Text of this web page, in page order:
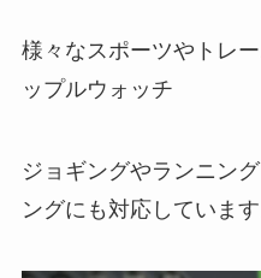
様々なスポーツやトレ
ップルウォッチ
ジョギングやランニン
ングにも対応しています